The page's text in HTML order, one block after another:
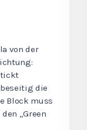
von der
die
Block muss
„Green